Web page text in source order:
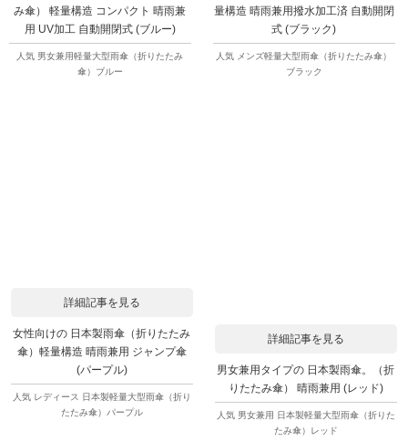
み傘） 軽量構造 コンパクト 晴雨兼
用 UV加工 自動開閉式 (ブルー)
人気 男女兼用軽量大型雨傘（折りたたみ
傘）ブルー
量構造 晴雨兼用撥水加工済 自動開閉
式 (ブラック)
人気 メンズ軽量大型雨傘（折りたたみ傘）
ブラック
詳細記事を見る
女性向けの 日本製雨傘（折りたたみ
傘）軽量構造 晴雨兼用 ジャンプ傘
(パープル)
人気 レディース 日本製軽量大型雨傘（折り
たたみ傘）パープル
詳細記事を見る
男女兼用タイプの 日本製雨傘。（折
りたたみ傘） 晴雨兼用 (レッド)
人気 男女兼用 日本製軽量大型雨傘（折りた
たみ傘）レッド